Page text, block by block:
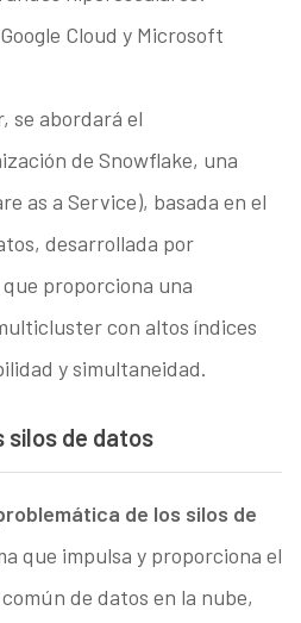
Cloud y Microsoft
se abordará el
de Snowflake, una
as a Service), basada en el
desarrollada por
proporciona una
con altos índices
y simultaneidad.
silos de datos
de los silos de
que impulsa y proporciona el
de datos en la nube,